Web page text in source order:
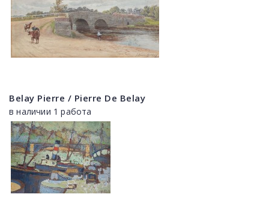
Belay Pierre / Pierre De Belay
в наличии 1 работа